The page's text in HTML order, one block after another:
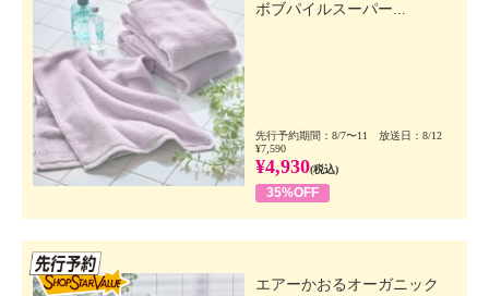
ボブパイルスーパー...
先行予約期間：8/7〜11 放送日：8/12
¥7,590
¥4,930(税込)
35%OFF
エアーかおるオーガニック